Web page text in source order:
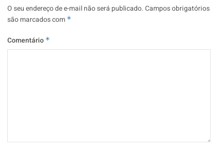
O seu endereço de e-mail não será publicado.Campos obrigatórios
são marcados com *
Comentário *